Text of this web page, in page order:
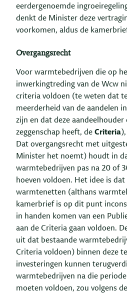
eerdergenoemde
denkt de Minister deze
voorkomen, aldus de
Overgangsrecht
Voor warmtebedrijven die op
inwerkingtreding van de Wcw
criteria voldoen (te weten dat
meerderheid van de aandelen
zijn en dat deze aandeelhouder
zeggenschap heeft, de Criteria
Dat overgangsrecht met
Minister het noemt) houdt in
warmtebedrijven pas na 20 of
hoeven voldoen. Het idee is dat
warmtenetten (althans
kamerbrief is op dit punt
in handen komen van een
aan de Criteria gaan voldoen.
uit dat bestaande
Criteria voldoen) binnen deze
investeringen kunnen
warmtebedrijven na die
moeten voldoen, zou volgens